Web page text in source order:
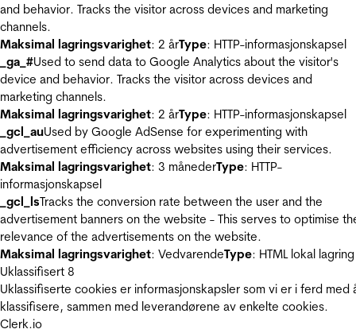
and behavior. Tracks the visitor across devices and marketing
channels.
Maksimal lagringsvarighet: 2 årType: HTTP-informasjonskapsel
_ga_#Used to send data to Google Analytics about the visitor's
device and behavior. Tracks the visitor across devices and
marketing channels.
Maksimal lagringsvarighet: 2 årType: HTTP-informasjonskapsel
_gcl_auUsed by Google AdSense for experimenting with
advertisement efficiency across websites using their services.
Maksimal lagringsvarighet: 3 månederType: HTTP-
informasjonskapsel
_gcl_lsTracks the conversion rate between the user and the
advertisement banners on the website - This serves to optimise
relevance of the advertisements on the website.
Maksimal lagringsvarighet: VedvarendeType: HTML lokal lagring
Uklassifisert 8
Uklassifiserte cookies er informasjonskapsler som vi er i ferd med
klassifisere, sammen med leverandørene av enkelte cookies.
Clerk.io